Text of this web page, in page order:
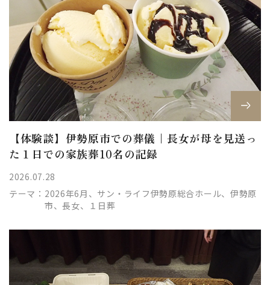
【体験談】伊勢原市での葬儀｜長女が母を見送っ
た１日での家族葬10名の記録
2026.07.28
テーマ： 2026年6月、サン・ライフ伊勢原総合ホール、伊勢原
市、長女、１日葬